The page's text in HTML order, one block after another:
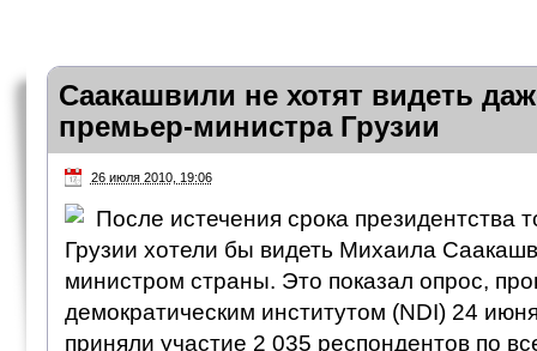
Саакашвили не хотят видеть
премьер-министра Грузии
26 июля 2010, 19:06
После истечения срока президентства
Грузии хотели бы видеть Михаила
министром страны. Это показал опрос,
демократическим институтом (NDI) 24
приняли участие 2 035 респондентов по